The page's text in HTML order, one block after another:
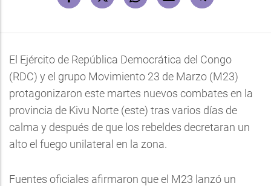
El Ejército de República Democrática del Congo
(RDC) y el grupo Movimiento 23 de Marzo (M23)
protagonizaron este martes nuevos combates en la
provincia de Kivu Norte (este) tras varios días de
calma y después de que los rebeldes decretaran un
alto el fuego unilateral en la zona.
Fuentes oficiales afirmaron que el M23 lanzó un